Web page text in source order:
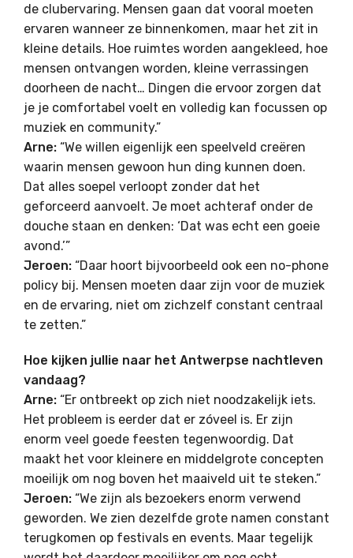
de clubervaring. Mensen gaan dat vooral moeten
ervaren wanneer ze binnenkomen, maar het zit in
kleine details. Hoe ruimtes worden aangekleed, hoe
mensen ontvangen worden, kleine verrassingen
doorheen de nacht… Dingen die ervoor zorgen dat
je je comfortabel voelt en volledig kan focussen op
muziek en community.”
Arne: “We willen eigenlijk een speelveld creëren
waarin mensen gewoon hun ding kunnen doen.
Dat alles soepel verloopt zonder dat het
geforceerd aanvoelt. Je moet achteraf onder de
douche staan en denken: ‘Dat was echt een goeie
avond.’”
Jeroen: “Daar hoort bijvoorbeeld ook een no-phone
policy bij. Mensen moeten daar zijn voor de muziek
en de ervaring, niet om zichzelf constant centraal
te zetten.”
Hoe kijken jullie naar het Antwerpse nachtleven
vandaag?
Arne: “Er ontbreekt op zich niet noodzakelijk iets.
Het probleem is eerder dat er zóveel is. Er zijn
enorm veel goede feesten tegenwoordig. Dat
maakt het voor kleinere en middelgrote concepten
moeilijk om nog boven het maaiveld uit te steken.”
Jeroen: “We zijn als bezoekers enorm verwend
geworden. We zien dezelfde grote namen constant
terugkomen op festivals en events. Maar tegelijk